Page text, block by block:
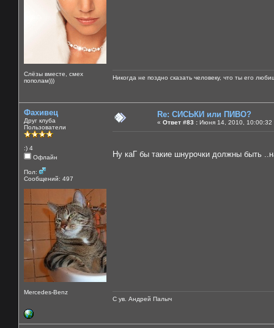
Слёзы вместе, смех
пополам)))
Никогда не поздно сказать человеку, что ты его
Фахивец
Друг клуба
Пользователи
:) 4
Офлайн
Пол:
Сообщений: 497
Mercedes-Benz
Re: СИСЬКИ или ПИВО?
« Ответ #83 : Июня 14, 2010, 10:00:32
Ну каГ бы такие шнурочки должны быть
С ув. Андрей Палыч